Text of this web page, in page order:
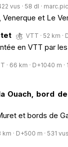
vus · 58 dl ·
et Le
VTT · 52 km ·
en VTT par
· 66 km · D+1040 m ·
Ouach, bord
et bords de
· D+500 m · 531 vus